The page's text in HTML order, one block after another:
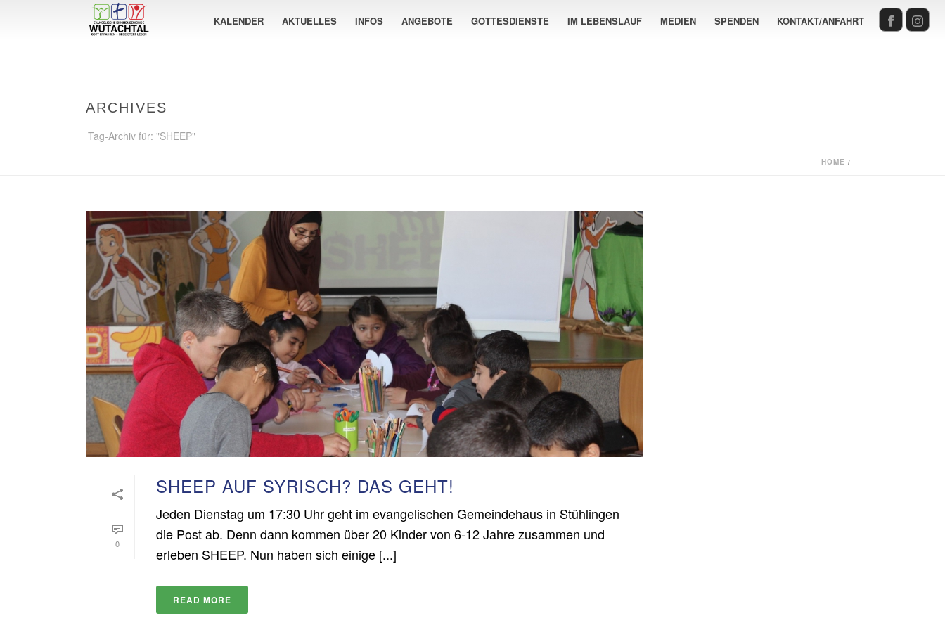
KALENDER AKTUELLES INFOS ANGEBOTE GOTTESDIENSTE IM LEBENSLAUF MEDIEN SPENDEN KONTAKT/ANFAHRT
ARCHIVES
Tag-Archiv für: "SHEEP"
HOME /
0
SHEEP AUF SYRISCH? DAS GEHT!
Jeden Dienstag um 17:30 Uhr geht im evangelischen Gemeindehaus in Stühlingen
die Post ab. Denn dann kommen über 20 Kinder von 6-12 Jahre zusammen und
erleben SHEEP. Nun haben sich einige [...]
READ MORE